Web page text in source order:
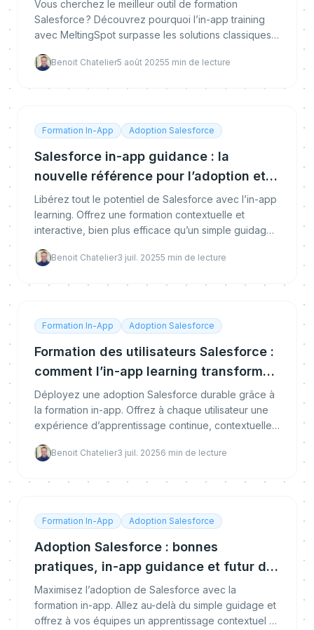
Vous cherchez le meilleur outil de formation
Salesforce ? Découvrez pourquoi l’in-app training
avec MeltingSpot surpasse les solutions classiques
vosBenoit Chatelier5 août 20255 min de lecture
Formation In-App Adoption Salesforce
Salesforce in-app guidance : la
nouvelle référence pour l’adoption et
la formation
Libérez tout le potentiel de Salesforce avec l’in-app
learning. Offrez une formation contextuelle et
interactive, bien plus efficace qu’un simple guidage,
Benoit Chatelier3 juil. 20255 min de lecture
Formation In-App Adoption Salesforce
Formation des utilisateurs Salesforce :
comment l’in-app learning transforme
l’adoption et la performance
Déployez une adoption Salesforce durable grâce à
la formation in-app. Offrez à chaque utilisateur une
expérience d’apprentissage continue, contextuelle
Benoit Chatelier3 juil. 20256 min de lecture
Formation In-App Adoption Salesforce
Adoption Salesforce : bonnes
pratiques, in-app guidance et futur de
la formation
Maximisez l’adoption de Salesforce avec la
formation in-app. Allez au-delà du simple guidage et
offrez à vos équipes un apprentissage contextuel et